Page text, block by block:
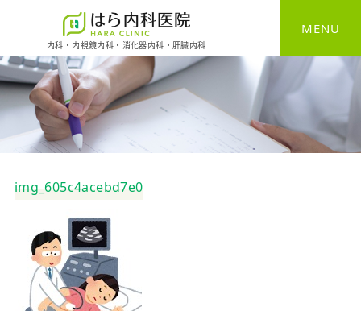
内科・内視鏡内科・消化器内科・肝臓内科
MENU
HOME
一般内科
消化器内科
img_605c4acebd7e0